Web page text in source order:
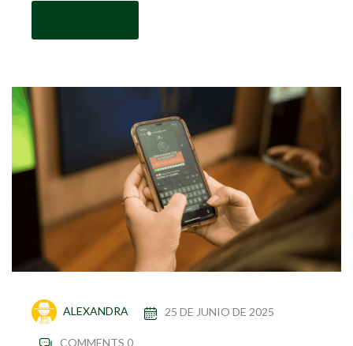
ALEXANDRA 25 DE JUNIO DE 2025
COMMENTS 0